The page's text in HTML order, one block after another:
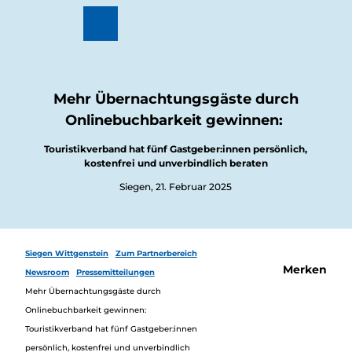
Wandern
Radfahren
Überblick
Wintervergnüg
en
Ausflugsziele
Veranstaltungen
Buchbare Erlebnisse
Essen
&
Überblick
Regional
einkaufen
Übernachten
Mehr Übernachtungsgäste durch
Onlinebuchbarkeit gewinnen:
Touristikverband hat fünf Gastgeber:innen persönlich,
kostenfrei und unverbindlich beraten
Siegen, 21. Februar 2025
Siegen Wittgenstein
Zum Partnerbereich
Newsroom
Pressemitteilungen
Mehr Übernachtungsgäste durch
Onlinebuchbarkeit gewinnen:
Touristikverband hat fünf Gastgeber:innen
persönlich, kostenfrei und unverbindlich
Merken